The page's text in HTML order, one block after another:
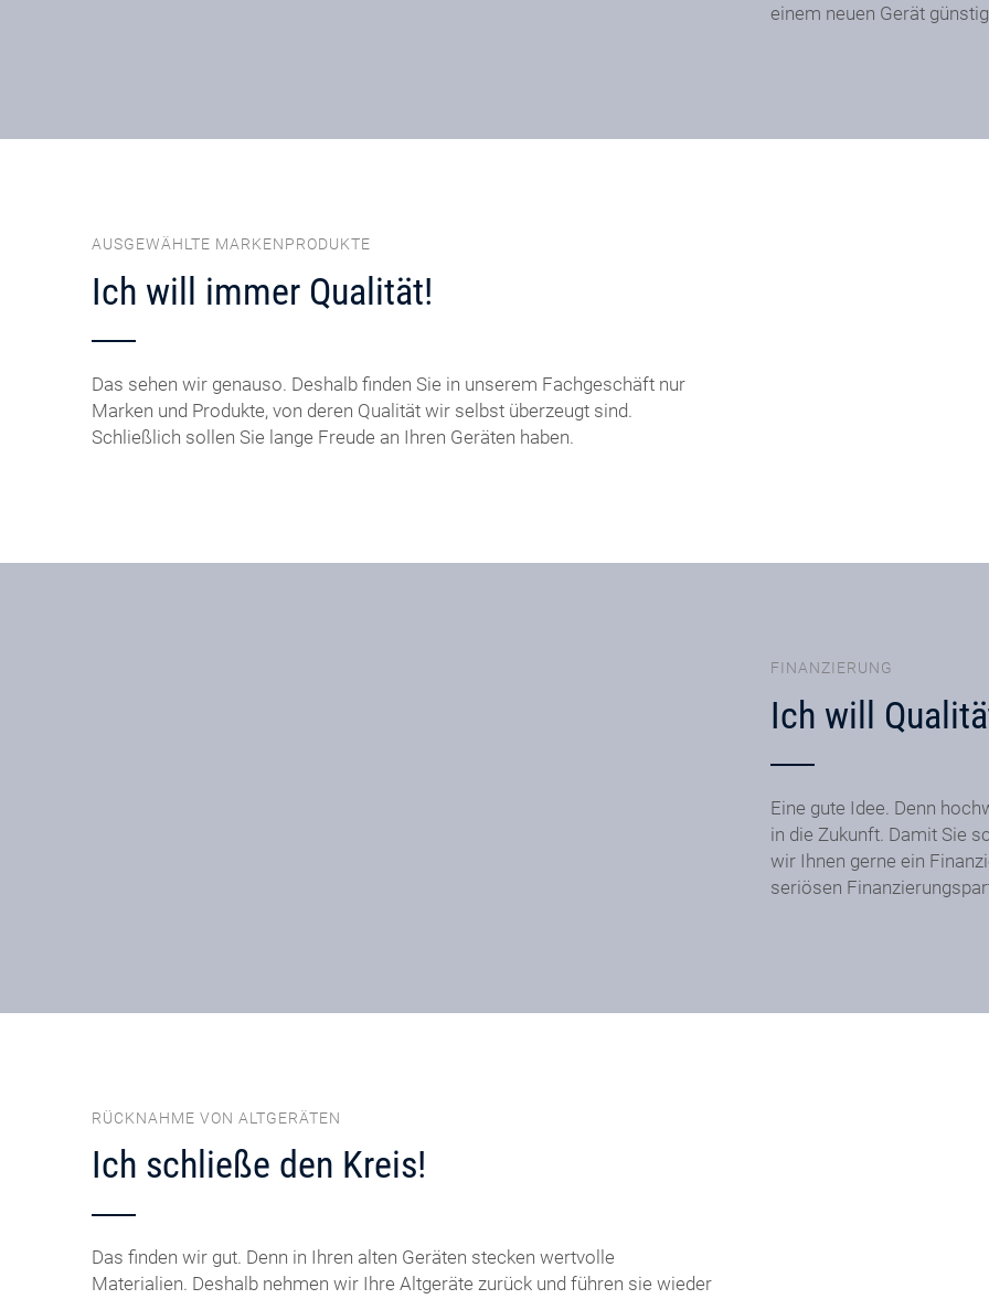
einem neuen Gerät
AUSGEWÄHLTE MARKENPRODUKTE
Ich will immer Qualität!
Das sehen wir genauso. Deshalb finden Sie in unserem Fachgeschäft nur
Marken und Produkte, von deren Qualität wir selbst überzeugt sind.
Schließlich sollen Sie lange Freude an Ihren Geräten haben.
FINANZIERUNG
Ich will
Eine gute Idee. Denn
in die Zukunft. Damit Sie
wir Ihnen gerne ein
seriösen
RÜCKNAHME VON ALTGERÄTEN
Ich schließe den Kreis!
Das finden wir gut. Denn in Ihren alten Geräten stecken wertvolle
Materialien. Deshalb nehmen wir Ihre Altgeräte zurück und führen sie wieder